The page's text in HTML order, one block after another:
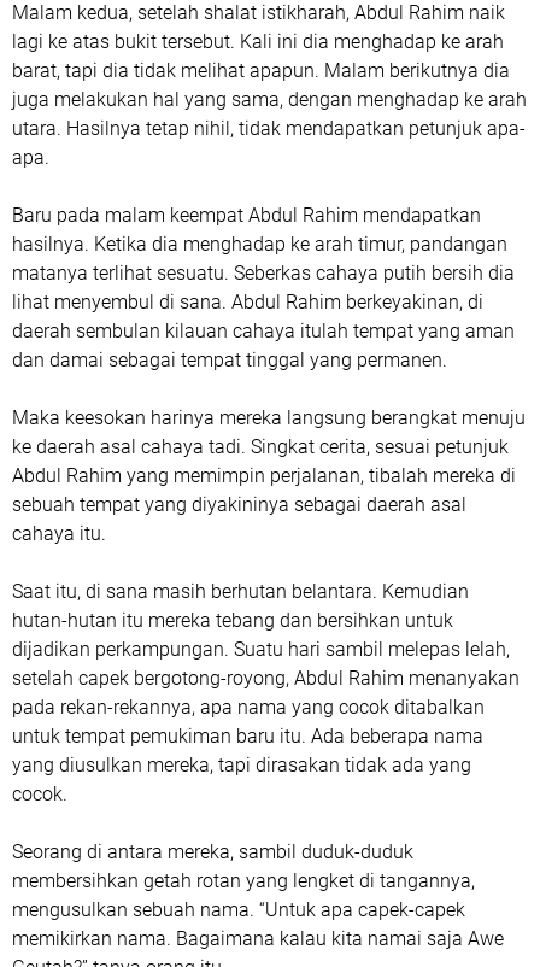
Malam kedua, setelah shalat istikharah, Abdul Rahim naik
lagi ke atas bukit tersebut. Kali ini dia menghadap ke arah
barat, tapi dia tidak melihat apapun. Malam berikutnya dia
juga melakukan hal yang sama, dengan menghadap ke arah
utara. Hasilnya tetap nihil, tidak mendapatkan petunjuk apa-
apa.
Baru pada malam keempat Abdul Rahim mendapatkan
hasilnya. Ketika dia menghadap ke arah timur, pandangan
matanya terlihat sesuatu. Seberkas cahaya putih bersih dia
lihat menyembul di sana. Abdul Rahim berkeyakinan, di
daerah sembulan kilauan cahaya itulah tempat yang aman
dan damai sebagai tempat tinggal yang permanen.
Maka keesokan harinya mereka langsung berangkat menuju
ke daerah asal cahaya tadi. Singkat cerita, sesuai petunjuk
Abdul Rahim yang memimpin perjalanan, tibalah mereka di
sebuah tempat yang diyakininya sebagai daerah asal
cahaya itu.
Saat itu, di sana masih berhutan belantara. Kemudian
hutan-hutan itu mereka tebang dan bersihkan untuk
dijadikan perkampungan. Suatu hari sambil melepas lelah,
setelah capek bergotong-royong, Abdul Rahim menanyakan
pada rekan-rekannya, apa nama yang cocok ditabalkan
untuk tempat pemukiman baru itu. Ada beberapa nama
yang diusulkan mereka, tapi dirasakan tidak ada yang
cocok.
Seorang di antara mereka, sambil duduk-duduk
membersihkan getah rotan yang lengket di tangannya,
mengusulkan sebuah nama. “Untuk apa capek-capek
memikirkan nama. Bagaimana kalau kita namai saja Awe